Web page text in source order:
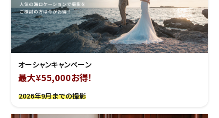
オーシャンキャンペーン
最大¥55,000お得！
2026年9月までの撮影